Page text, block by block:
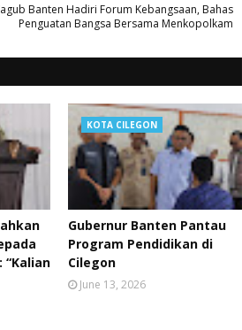
Banten Hadiri Forum Kebangsaan, Bahas
Penguatan Bangsa Bersama Menkopolkam
“Kalian
KOTA CILEGON
Gubernur Banten Pantau
Program Pendidikan di
Cilegon
June 13, 2026